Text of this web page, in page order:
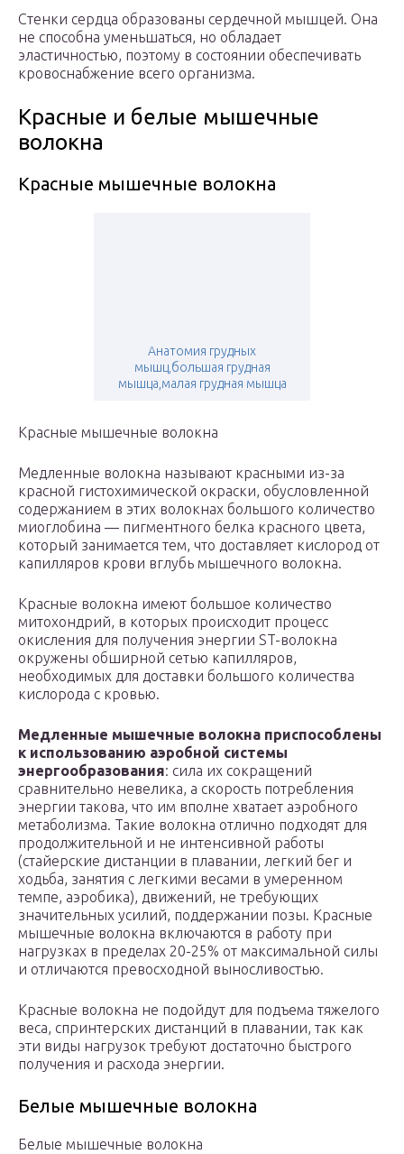
Стенки сердца образованы сердечной мышцей. Она
не способна уменьшаться, но обладает
эластичностью, поэтому в состоянии обеспечивать
кровоснабжение всего организма.
Красные и белые мышечные
волокна
Красные мышечные волокна
Анатомия грудных
мышц,большая грудная
мышца,малая грудная мышца
Красные мышечные волокна
Медленные волокна называют красными из-за
красной гистохимической окраски, обусловленной
содержанием в этих волокнах большого количество
миоглобина — пигментного белка красного цвета,
который занимается тем, что доставляет кислород от
капилляров крови вглубь мышечного волокна.
Красные волокна имеют большое количество
митохондрий, в которых происходит процесс
окисления для получения энергии ST-волокна
окружены обширной сетью капилляров,
необходимых для доставки большого количества
кислорода с кровью.
Медленные мышечные волокна приспособлены
к использованию аэробной системы
энергообразования: сила их сокращений
сравнительно невелика, а скорость потребления
энергии такова, что им вполне хватает аэробного
метаболизма. Такие волокна отлично подходят для
продолжительной и не интенсивной работы
(стайерские дистанции в плавании, легкий бег и
ходьба, занятия с легкими весами в умеренном
темпе, аэробика), движений, не требующих
значительных усилий, поддержании позы. Красные
мышечные волокна включаются в работу при
нагрузках в пределах 20-25% от максимальной силы
и отличаются превосходной выносливостью.
Красные волокна не подойдут для подъема тяжелого
веса, спринтерских дистанций в плавании, так как
эти виды нагрузок требуют достаточно быстрого
получения и расхода энергии.
Белые мышечные волокна
Белые мышечные волокна